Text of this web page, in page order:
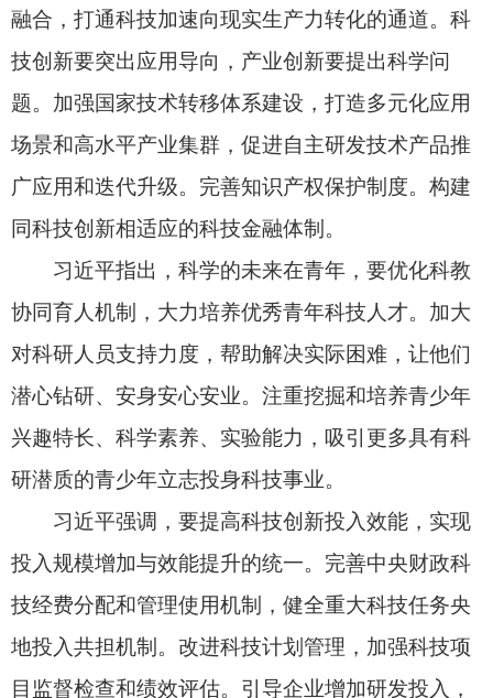
出新的更大贡献。
会上，陈立泉和贲德代表全体获奖人员发言。
7月8日上午，国家科学技术奖励大会、中国科
学院第二十二次院士大会和中国工程院第十八次院
士大会、中国科学技术协会第十一次全国代表大会
在北京人民大会堂隆重召开。会前，习近平等领导
合影留念。新华社记者 谢环驰 摄
会前，习近平等领导同志亲切会见了国家科学
技术奖获奖代表，并同大家合影留念。
部分中共中央政治局委员，中央书记处书记，
全国人大常委会、国务院、全国政协、中央军委有